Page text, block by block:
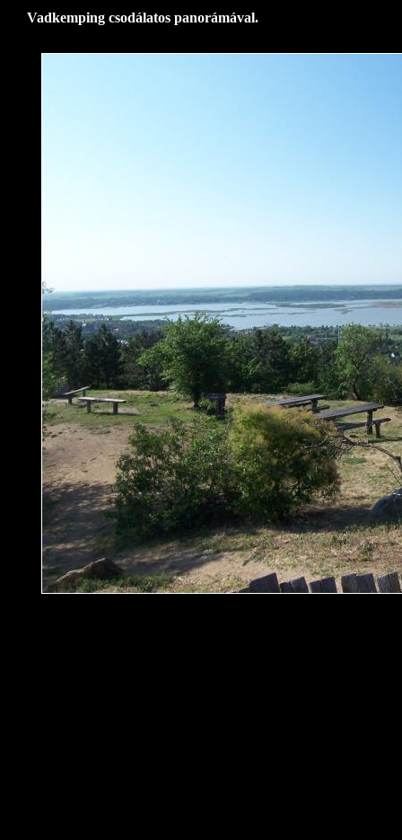
Vadkemping csodálatos panorámával.